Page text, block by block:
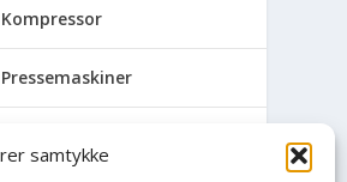
samtykke
Kompressor
Pressemaskiner